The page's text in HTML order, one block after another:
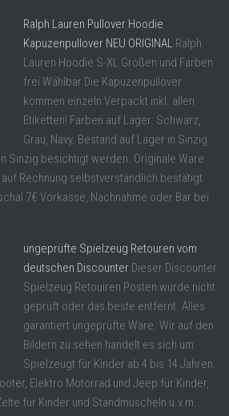
Ralph Lauren Pullover Hoodie
Kapuzenpullover NEU ORIGINAL Ralph
Lauren Hoodie S-XL Großen und Farben
frei Wählbar Die Kapuzenpullover
kommen einzeln Verpackt inkl. allen
Etiketten! Farben auf Lager: Schwarz,
Grau, Navy. Bestand auf Lager in Sinzig
Sinzig besichtigt werden. Originale Ware
Rechnung selbstverständlich bestätigt.
7€ Vorkasse, Nachnahme oder Bar bei
ungeprüfte Spielzeug Retouren vom
deutschen Discounter Dieser Discounter
Spielzeug Retouiren Posten wurde nicht
geprüft oder das beste entfernt. Alles
garantiert ungeprüfte Ware. Wir auf den
Bildern zu sehen handelt es sich um
Spielzeugt für Kinder ab 4 bis 14 Jahren.
Elektro Motorrad und Jeep für Kinder,
für Kinder und Standmuscheln u.v.m.